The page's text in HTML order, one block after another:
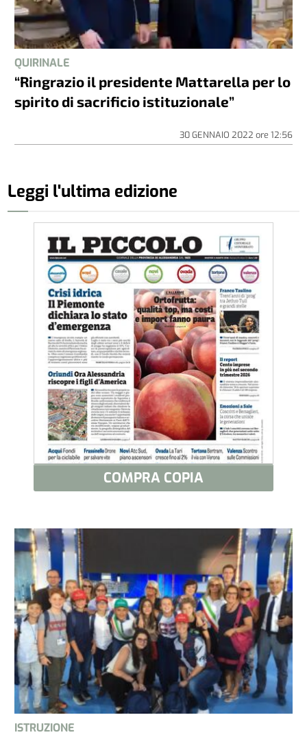
QUIRINALE
“Ringrazio il presidente Mattarella per lo
spirito di sacrificio istituzionale”
30 GENNAIO 2022 ore 12:56
Leggi l'ultima edizione
COMPRA COPIA
ISTRUZIONE